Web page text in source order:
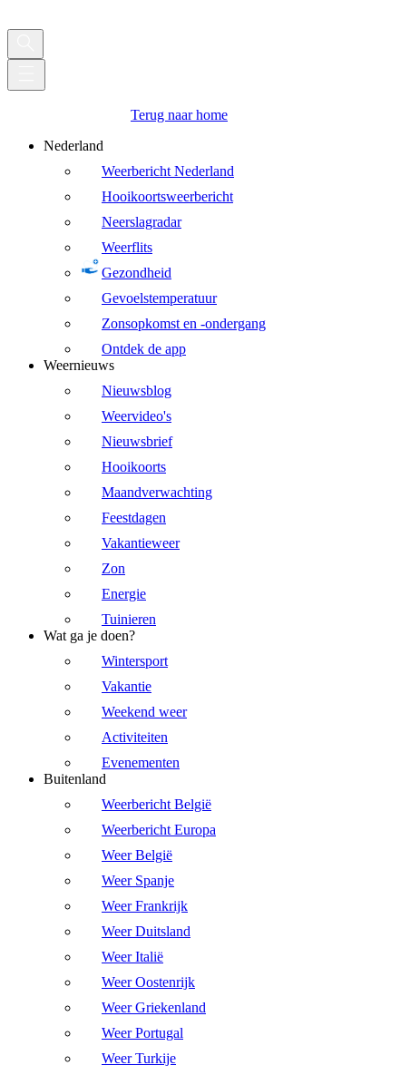
Terug naar home
Nederland
Weerbericht Nederland
Hooikoortsweerbericht
Neerslagradar
Weerflits
Gezondheid
Gevoelstemperatuur
Zonsopkomst en -ondergang
Ontdek de app
Weernieuws
Nieuwsblog
Weervideo's
Nieuwsbrief
Hooikoorts
Maandverwachting
Feestdagen
Vakantieweer
Zon
Energie
Tuinieren
Wat ga je doen?
Wintersport
Vakantie
Weekend weer
Activiteiten
Evenementen
Buitenland
Weerbericht België
Weerbericht Europa
Weer België
Weer Spanje
Weer Frankrijk
Weer Duitsland
Weer Italië
Weer Oostenrijk
Weer Griekenland
Weer Portugal
Weer Turkije